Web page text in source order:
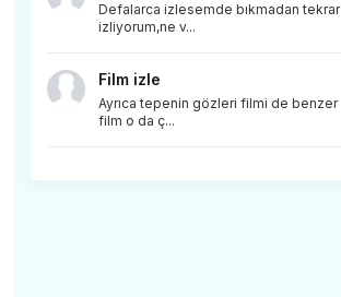
Defalarca izlesemde bıkmadan tekrar
izliyorum,ne v...
Film izle
Ayrıca tepenin gözleri filmi de benzer
film o da ç...